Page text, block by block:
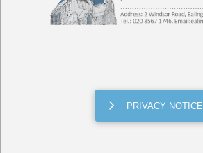
PRIVACY NOTICE